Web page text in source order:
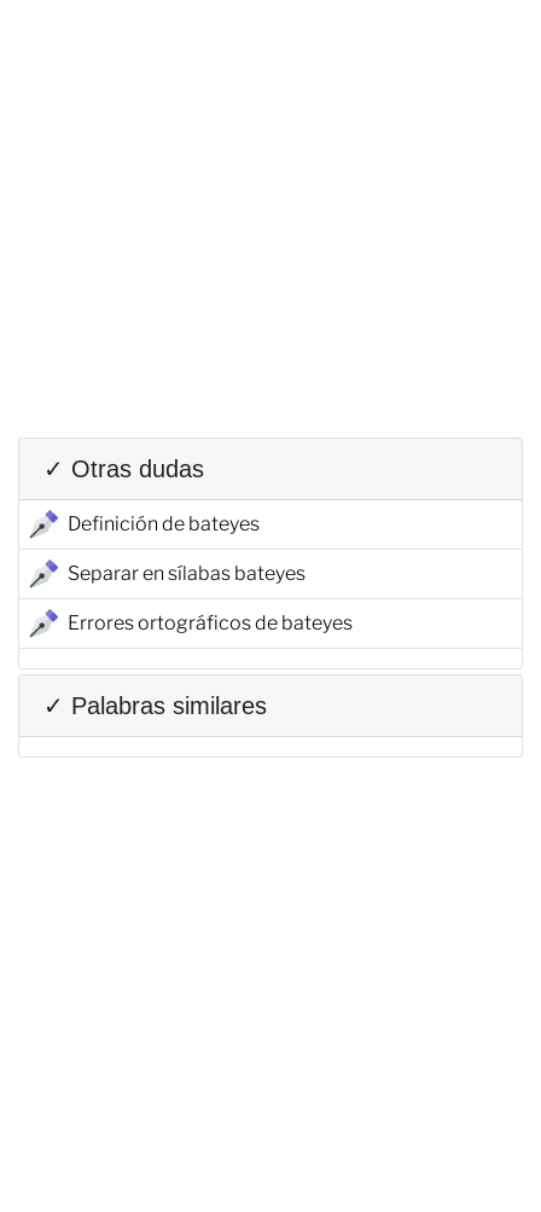
✓ Otras dudas
Definición de bateyes
Separar en sílabas bateyes
Errores ortográficos de bateyes
✓ Palabras similares